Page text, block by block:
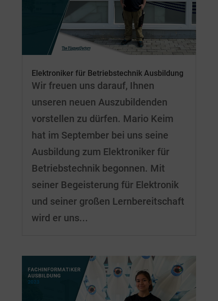
Elektroniker für Betriebstechnik Ausbildung
Wir freuen uns darauf, Ihnen
unseren neuen Auszubildenden
vorstellen zu dürfen. Mario Keim
hat im September bei uns seine
Ausbildung zum Elektroniker für
Betriebstechnik begonnen. Mit
seiner Begeisterung für Elektronik
und seiner großen Lernbereitschaft
wird er uns...